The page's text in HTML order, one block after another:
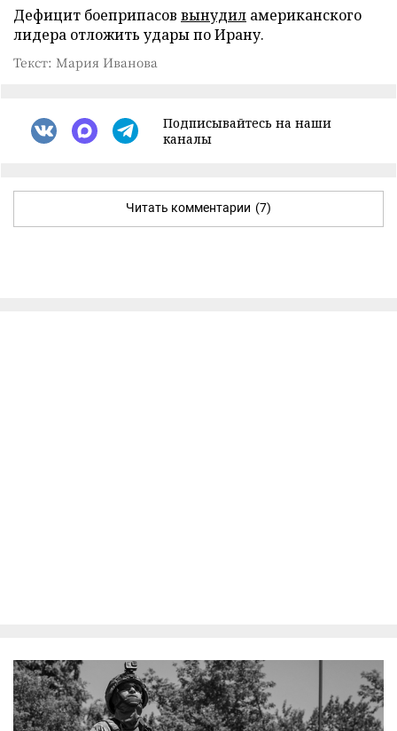
Дефицит боеприпасов вынудил американского
лидера отложить удары по Ирану.
Текст: Мария Иванова
Подписывайтесь на наши
каналы
Читать комментарии (7)